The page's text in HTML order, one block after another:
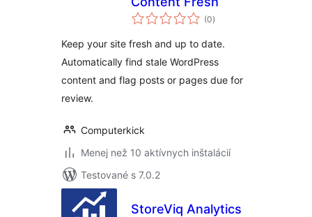
(0celkové
hodnotenie
)
Keep your site fresh and up to date.
Automatically find stale WordPress
content and flag posts or pages due for
review.
Computerkick
Menej než 10 aktívnych inštalácií
Testované s 7.0.2
StoreViq Analytics